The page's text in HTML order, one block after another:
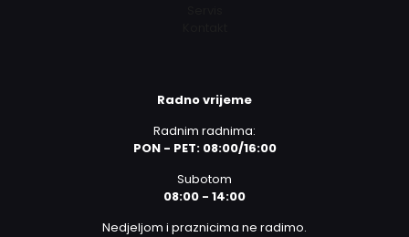
Radno vrijeme
Radnim radnima:
PON - PET: 08:00/16:00
Subotom
08:00 - 14:00
Nedjeljom i praznicima ne radimo.